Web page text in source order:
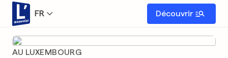
FR Découvrir
AU LUXEMBOURG